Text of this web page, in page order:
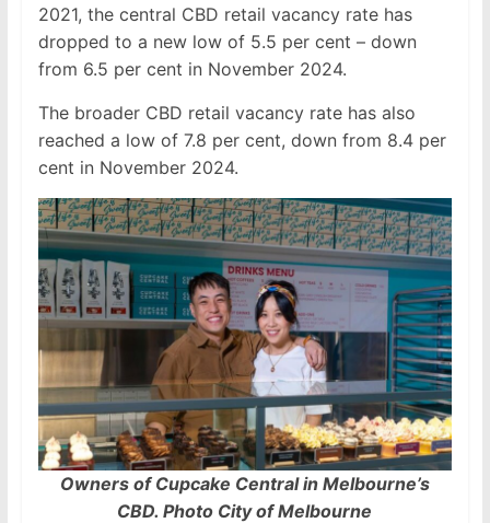
2021, the central CBD retail vacancy rate has
dropped to a new low of 5.5 per cent – down
from 6.5 per cent in November 2024.
The broader CBD retail vacancy rate has also
reached a low of 7.8 per cent, down from 8.4 per
cent in November 2024.
Owners of Cupcake Central in Melbourne’s
CBD. Photo City of Melbourne